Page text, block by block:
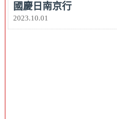
國慶日南京行
2023.10.01